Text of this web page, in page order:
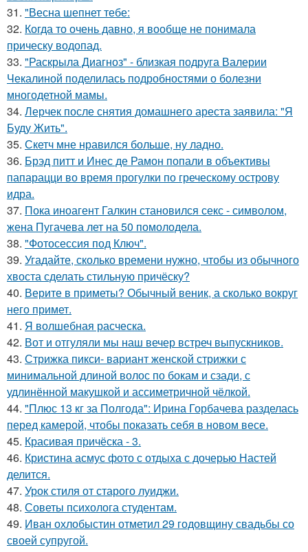
31. "Весна шепнет тебе:
32. Когда то очень давно, я вообще не понимала
прическу водопад.
33. "Раскрыла Диагноз" - близкая подруга Валерии
Чекалиной поделилась подробностями о болезни
многодетной мамы.
34. Лерчек после снятия домашнего ареста заявила: "Я
Буду Жить".
35. Скетч мне нравился больше, ну ладно.
36. Брэд питт и Инес де Рамон попали в объективы
папарацци во время прогулки по греческому острову
идра.
37. Пока иноагент Галкин становился секс - символом,
жена Пугачева лет на 50 помолодела.
38. "Фотосессия под Ключ".
39. Угадайте, сколько времени нужно, чтобы из обычного
хвоста сделать стильную причёску?
40. Верите в приметы? Обычный веник, а сколько вокруг
него примет.
41. Я волшебная расческа.
42. Вот и отгуляли мы наш вечер встреч выпускников.
43. Стрижка пикси- вариант женской стрижки с
минимальной длиной волос по бокам и сзади, с
удлинённой макушкой и ассиметричной чёлкой.
44. "Плюс 13 кг за Полгода": Ирина Горбачева разделась
перед камерой, чтобы показать себя в новом весе.
45. Красивая причёска - 3.
46. Кристина асмус фото с отдыха с дочерью Настей
делится.
47. Урок стиля от старого луиджи.
48. Советы психолога студентам.
49. Иван охлобыстин отметил 29 годовщину свадьбы со
своей супругой.